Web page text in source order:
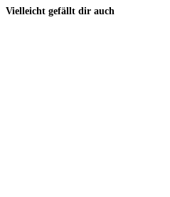
Vielleicht gefällt dir auch